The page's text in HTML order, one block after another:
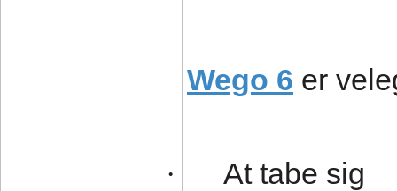
Wego 6 er
· At tabe sig